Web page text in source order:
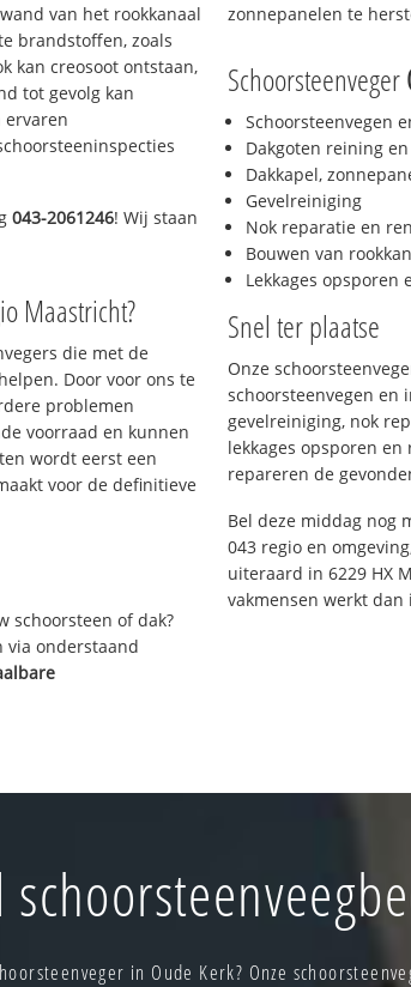
van het rookkanaal
brandstoffen, zoals
kan creosoot ontstaan,
tot gevolg kan
ervaren
043-2061246! Wij staan
Maastricht?
die met de
Door voor ons te
problemen
voorraad en kunnen
wordt eerst een
voor de definitieve
schoorsteen of dak?
via onderstaand
zonnepanelen te
Schoorsteenveger
Schoorsteenvegen
Dakgoten reining
Dakkapel,
Gevelreiniging
Nok reparatie en
Bouwen van
Lekkages opsporen
Snel ter plaatse
Onze
schoorsteenvegen en
gevelreiniging, nok
lekkages opsporen
repareren de
Bel deze middag nog
043 regio en
uiteraard in 6229 HX
vakmensen werkt
in Oude Kerk? Onze